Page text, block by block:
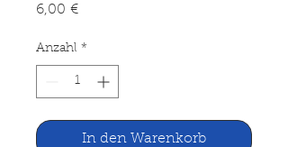
6,00 €Preis
Anzahl *
In den Warenkorb